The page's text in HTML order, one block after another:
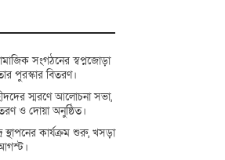
সংগঠনের স্বপ্নজোড়া
পুরস্কার বিতরণ।
স্মরণে আলোচনা সভা,
ও দোয়া অনুষ্ঠিত।
কার্যক্রম শুরু, খসড়া